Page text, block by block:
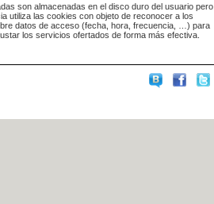
son almacenadas en el disco duro del usuario pero
utiliza las cookies con objeto de reconocer a los
datos de acceso (fecha, hora, frecuencia, …) para
los servicios ofertados de forma más efectiva.